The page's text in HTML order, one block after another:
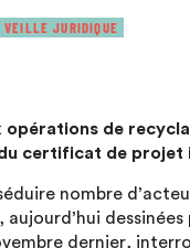
VEILLE JURIDIQUE
opérations de
certificat de projet
nombre
dernier,